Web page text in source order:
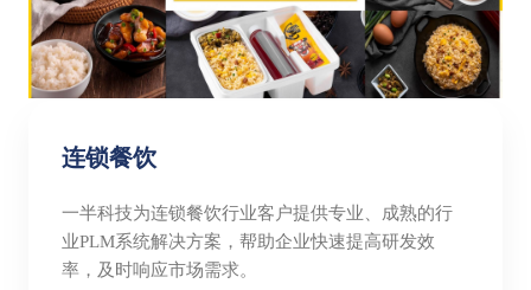
连锁餐饮
一半科技为连锁餐饮行业客户提供专业、成熟的行
业PLM系统解决方案，帮助企业快速提高研发效
率，及时响应市场需求。